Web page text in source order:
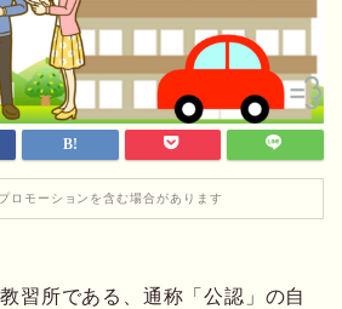
ロモーションを含む場合があります
習所である、通称「公認」の自